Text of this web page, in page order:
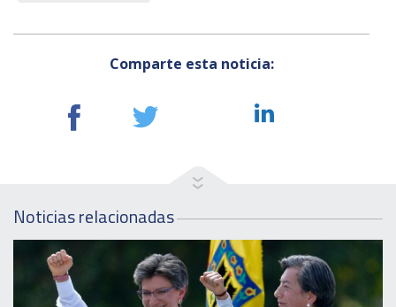
Comparte esta noticia:
Noticias relacionadas